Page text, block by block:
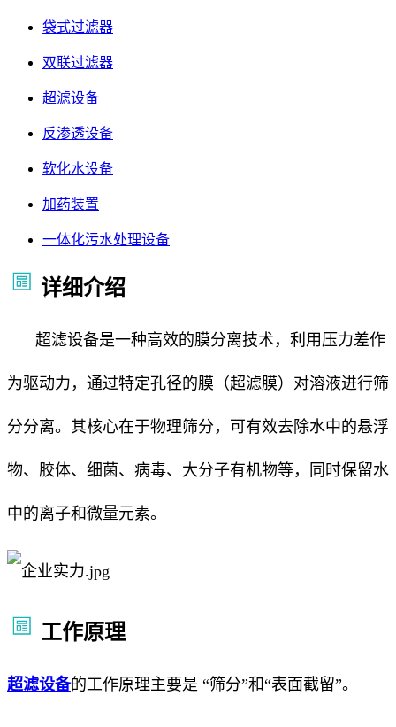
袋式过滤器
双联过滤器
超滤设备
反渗透设备
软化水设备
加药装置
一体化污水处理设备
详细介绍
超滤设备是一种高效的膜分离技术，利用压力差作
为驱动力，通过特定孔径的膜（超滤膜）对溶液进行筛
分分离。其核心在于物理筛分，可有效去除水中的悬浮
物、胶体、细菌、病毒、大分子有机物等，同时保留水
中的离子和微量元素。
工作原理
超滤设备的工作原理主要是 “筛分”和“表面截留”。